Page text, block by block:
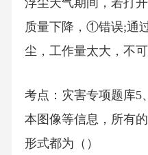
质量下降，①错误;通
尘，工作量太大，不
考点：灾害专项题库5
本图像等信息，所有
形式都为（）